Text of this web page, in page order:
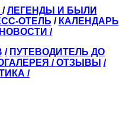
/ЛЕГЕНДЫ И БЫЛИ
ОТЕЛЬ / КАЛЕНДАРЬ
/
/ ПУТЕВОДИТЕЛЬ ДО
/ОТЗЫВЫ /
/